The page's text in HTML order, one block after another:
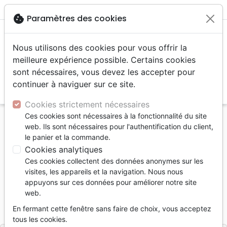
menu
Accueil Livres
Témoignages, biographies
Nora - Victoire sur la boulimie
Nora
Victoire sur la boulimie
Auteur :Anke Hartmann
Référence OUR1071
9782940335718
EditeurOurania
cookie Paramètres des cookies
Nous utilisons des cookies pour vous offrir la
meilleure expérience possible. Certains cookies
sont nécessaires, vous devez les accepter pour
continuer à naviguer sur ce site.
Cookies strictement nécessaires
Ces cookies sont nécessaires à la fonctionnalité du site
web. Ils sont nécessaires pour l'authentification du client,
le panier et la commande.
Cookies analytiques
Ces cookies collectent des données anonymes sur les
visites, les appareils et la navigation. Nous nous
appuyons sur ces données pour améliorer notre site
web.
En fermant cette fenêtre sans faire de choix, vous acceptez
tous les cookies.